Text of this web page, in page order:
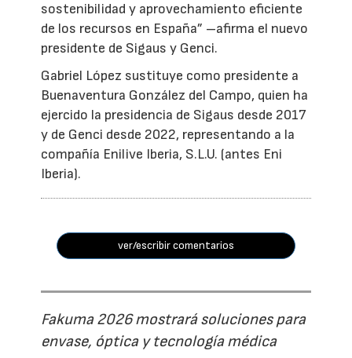
sostenibilidad y aprovechamiento eficiente
de los recursos en España” –afirma el nuevo
presidente de Sigaus y Genci.
Gabriel López sustituye como presidente a
Buenaventura González del Campo, quien ha
ejercido la presidencia de Sigaus desde 2017
y de Genci desde 2022, representando a la
compañía Enilive Iberia, S.L.U. (antes Eni
Iberia).
ver/escribir comentarios
Fakuma 2026 mostrará soluciones para
envase, óptica y tecnología médica